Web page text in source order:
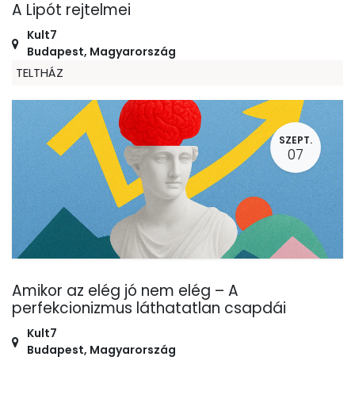
A Lipót rejtelmei
Kult7
Budapest, Magyarország
TELTHÁZ
SZEPT.
07
Amikor az elég jó nem elég – A
perfekcionizmus láthatatlan csapdái
Kult7
Budapest, Magyarország